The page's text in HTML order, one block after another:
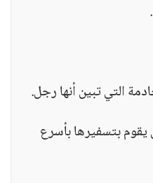
التي تبين أنها رجل.
بتسفيرها بأسرع